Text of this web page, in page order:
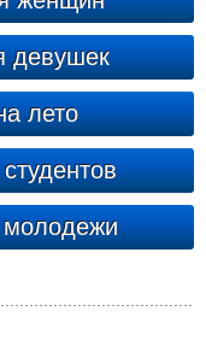
девушек
лето
молодежи